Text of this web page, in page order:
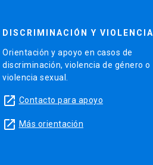
DISCRIMINACIÓN Y VIOLENCIA
Orientación y apoyo en casos de
discriminación, violencia de género o
violencia sexual.
launch Contacto para apoyo
launch Más orientación